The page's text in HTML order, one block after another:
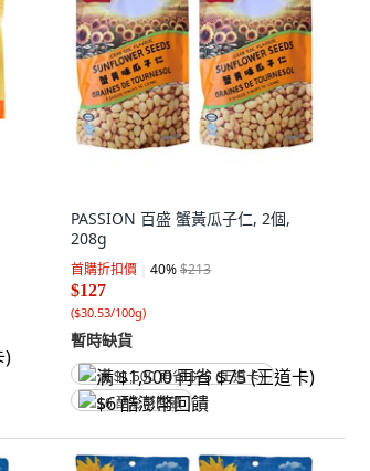
PASSION 百盛 蟹黃瓜子仁, 2個,
208g
首購折扣價 40%$213
$127
($30.53/100g)
暫時缺貨
满 $1,500 再省 $75 (王道卡)
$6 酷澎幣回饋